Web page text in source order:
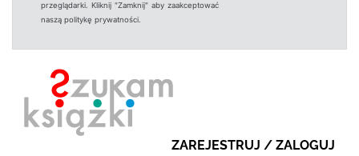
przeglądarki. Kliknij "Zamknij" aby zaakceptować
naszą politykę prywatności.
ZAREJESTRUJ / ZALOGUJ